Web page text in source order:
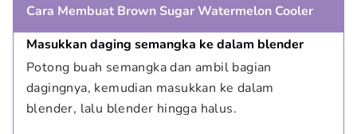
Cara Membuat Brown Sugar Watermelon Cooler
Masukkan daging semangka ke dalam blender
Potong buah semangka dan ambil bagian
dagingnya, kemudian masukkan ke dalam
blender, lalu blender hingga halus.